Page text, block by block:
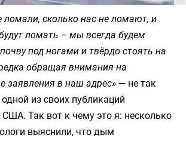
ломали, сколько нас не ломают, и
ломать – мы всегда будем
под ногами и твёрдо стоять на
обращая внимания на
заявления в наш адрес» — не так
из своих публикаций
США. Так вот к чему это я: несколько
выяснили, что дым